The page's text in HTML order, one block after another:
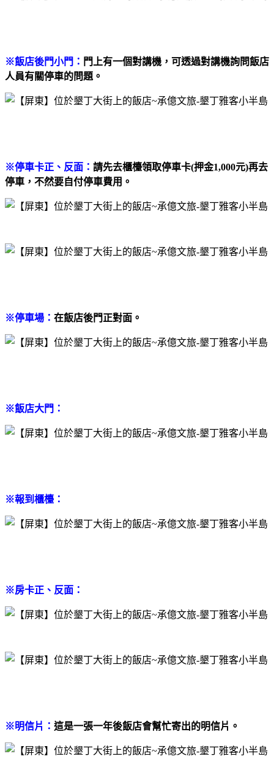
※飯店後門小門： 門上有一個對講機，可透過對講機詢問飯店
人員有關停車的問題。
※停車卡正、反面： 請先去櫃檯領取停車卡(押金1,000元)再去
停車，不然要自付停車費用。
※停車場： 在飯店後門正對面。
※飯店大門：
※報到櫃檯：
※房卡正、反面：
※明信片： 這是一張一年後飯店會幫忙寄出的明信片。